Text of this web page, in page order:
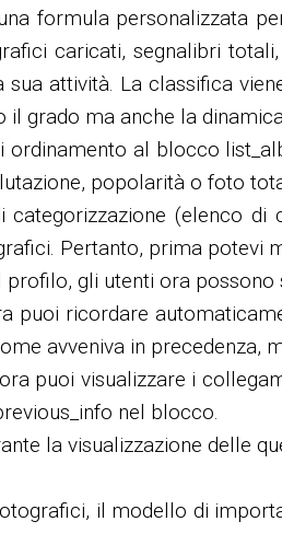
formula personalizzata
caricati, segnalibri
sua attività. La classifica
grado ma anche la
ordinamento al blocco
popolarità o foto
(elenco di
Pertanto, prima potevi
gli utenti ora
puoi ricordare
avveniva in precedenza,
puoi visualizzare i
nel blocco.
la visualizzazione delle
il modello di